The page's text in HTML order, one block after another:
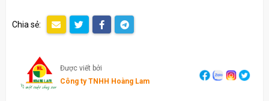
Chia sẻ:
Được viết bởi
Công ty TNHH Hoàng Lam